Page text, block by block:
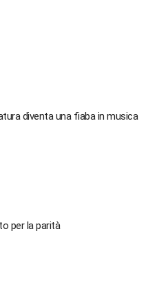
diventa una fiaba in musica
per la parità